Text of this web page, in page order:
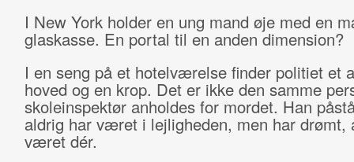
I New York holder en ung mand øje med en
glaskasse. En portal til en anden dimension?
I en seng på et hotelværelse finder politiet et
hoved og en krop. Det er ikke den samme
skoleinspektør anholdes for mordet. Han
aldrig har været i lejligheden, men har drømt,
været dér.